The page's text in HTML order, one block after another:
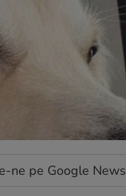
ne pe Google News